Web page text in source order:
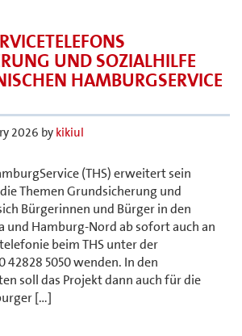
UND SOZIALHILFE
HAMBURGSERVICE
2026 by kikiul
(THS) erweitert sein
Themen Grundsicherung und
Bürgerinnen und Bürger in den
und Hamburg-Nord ab sofort auch an
beim THS unter der
42828 5050 wenden. In den
soll das Projekt dann auch für die
[…]